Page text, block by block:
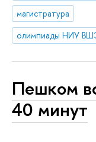
магистратура
олимпиады НИУ
Пешком
40 минут